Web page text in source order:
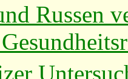
Russen